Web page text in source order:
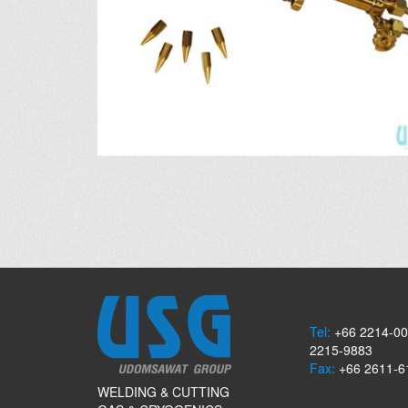
WELDING & CUTTING
Tel: +66 2214-
2215-9883
Fax: +66 2611-